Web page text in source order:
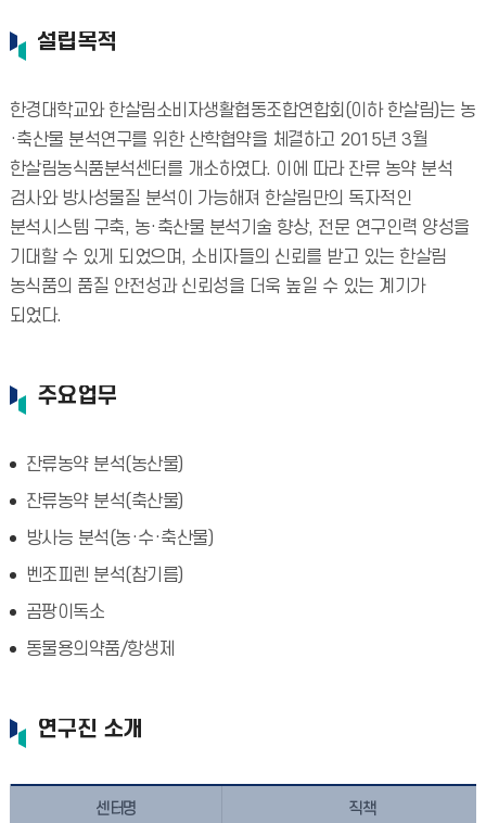
설립목적
한경대학교와 한살림소비자생활협동조합연합회(이하 한살림)는 농
·축산물 분석연구를 위한 산학협약을 체결하고 2015년 3월
한살림농식품분석센터를 개소하였다. 이에 따라 잔류 농약 분석
검사와 방사성물질 분석이 가능해져 한살림만의 독자적인
분석시스템 구축, 농·축산물 분석기술 향상, 전문 연구인력 양성을
기대할 수 있게 되었으며, 소비자들의 신뢰를 받고 있는 한살림
농식품의 품질 안전성과 신뢰성을 더욱 높일 수 있는 계기가
되었다.
주요업무
잔류농약 분석(농산물)
잔류농약 분석(축산물)
방사능 분석(농·수·축산물)
벤조피렌 분석(참기름)
곰팡이독소
동물용의약품/항생제
연구진 소개
센터명 직책